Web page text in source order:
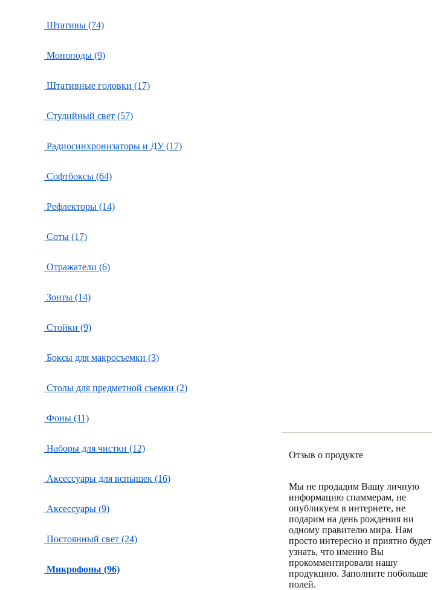
Штативы (74)
Моноподы (9)
Штативные головки (17)
Студийный свет (57)
Радиосинхронизаторы и ДУ (17)
Софтбоксы (64)
Рефлекторы (14)
Соты (17)
Отражатели (6)
Зонты (14)
Стойки (9)
Боксы для макросъемки (3)
Столы для предметной съемки (2)
Фоны (11)
Наборы для чистки (12)
Аксессуары для вспышек (16)
Аксессуары (9)
Постоянный свет (24)
Микрофоны (96)
Отзыв о продукте
Мы не продадим Вашу личную
информацию спаммерам, не
опубликуем в интернете, не
подарим на день рождения ни
одному правителю мира. Нам
просто интересно и приятно будет
узнать, что именно Вы
прокомментировали нашу
продукцию. Заполните побольше
полей.